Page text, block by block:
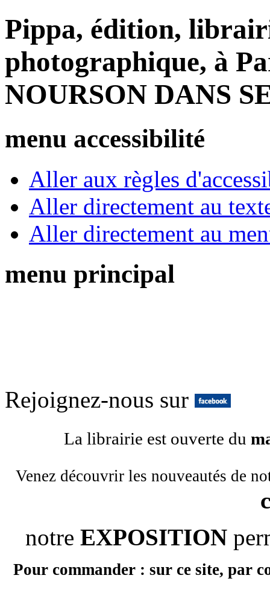
Pippa, édition,
photographique, à
NOURSON DANS
menu accessibilité
Aller aux règles
Aller directement au
Aller directement au
menu principal
Rejoignez-nous sur
La librairie est ouverte du
Venez découvrir les nouveautés de
notre EXPOSITION
Pour commander : sur ce site, par